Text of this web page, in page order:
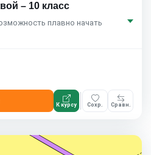
– 10 класс
плавно начать
К курсу Сохр. Сравн.